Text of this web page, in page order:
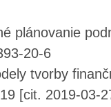
plánovanie
20-6
tvorby
[cit. 2019-03-